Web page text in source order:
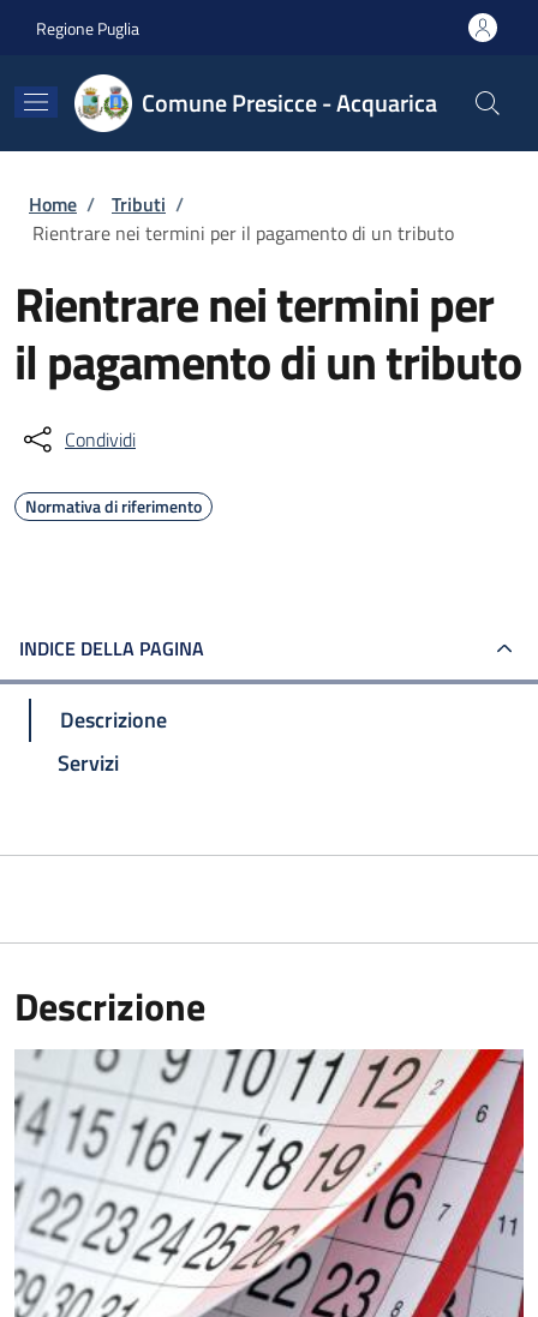
Regione Puglia
Comune Presicce - Acquarica
Briciole di pane
Home / Tributi /
Rientrare nei termini per il pagamento di un tributo
Rientrare nei termini per
il pagamento di un tributo
Condividi
Normativa di riferimento
INDICE DELLA PAGINA
Descrizione
Servizi
Descrizione